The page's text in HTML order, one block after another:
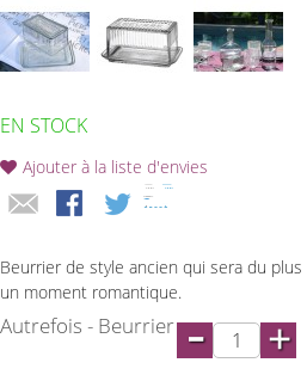
EN STOCK
Ajouter à la liste d'envies
Beurrier de style ancien qui sera du
un moment romantique.
Autrefois - Beurrier - +